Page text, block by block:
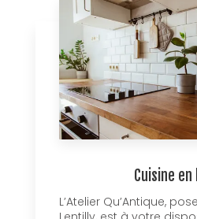
Cuisine en
L’Atelier Qu’Antique,